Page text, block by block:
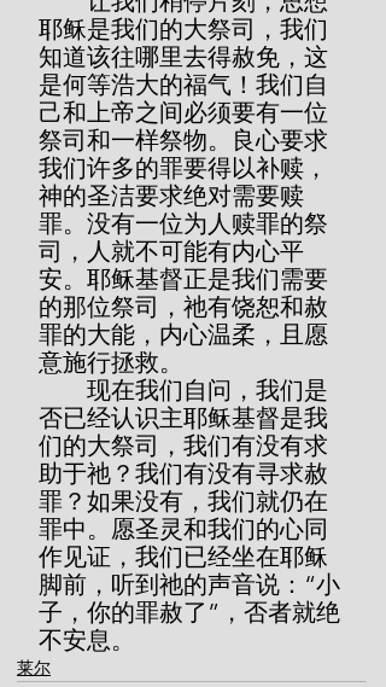
耶稣是我们的大祭司，我们
知道该往哪里去得赦免，这
是何等浩大的福气！我们自
己和上帝之间必须要有一位
祭司和一样祭物。良心要求
我们许多的罪要得以补赎，
神的圣洁要求绝对需要赎
罪。没有一位为人赎罪的祭
司，人就不可能有内心平
安。耶稣基督正是我们需要
的那位祭司，祂有饶恕和赦
罪的大能，内心温柔，且愿
意施行拯救。
否已经认识主耶稣基督是我
们的大祭司，我们有没有求
助于祂？我们有没有寻求赦
罪？如果没有，我们就仍在
罪中。愿圣灵和我们的心同
作见证，我们已经坐在耶稣
脚前，听到祂的声音说：“小
子，你的罪赦了”，否者就绝
不安息。
莱尔